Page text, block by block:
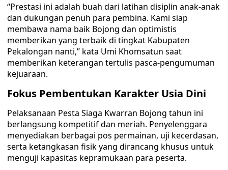
“Prestasi ini adalah buah dari latihan disiplin anak-anak
dan dukungan penuh para pembina. Kami siap
membawa nama baik Bojong dan optimistis
memberikan yang terbaik di tingkat Kabupaten
Pekalongan nanti,” kata Umi Khomsatun saat
memberikan keterangan tertulis pasca-pengumuman
kejuaraan.
Fokus Pembentukan Karakter Usia Dini
Pelaksanaan Pesta Siaga Kwarran Bojong tahun ini
berlangsung kompetitif dan meriah. Penyelenggara
menyediakan berbagai pos permainan, uji kecerdasan,
serta ketangkasan fisik yang dirancang khusus untuk
menguji kapasitas kepramukaan para peserta.